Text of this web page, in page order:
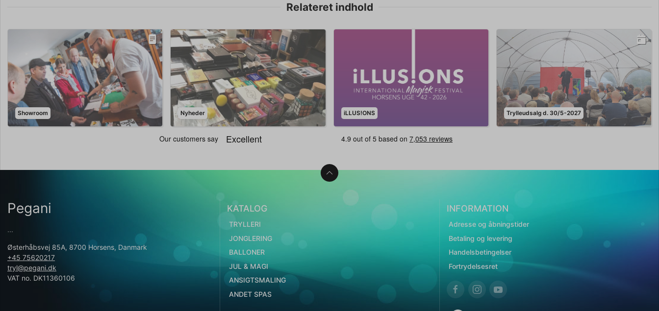
Relateret indhold
Showroom Nyheder iLLUS!ONS Trylleudsalg d. 30/5-2027
Pegani
...
Østerhåbsvej 85A, 8700 Horsens, Danmark
+45 75620217
tryl@pegani.dk
VAT no. DK11360106
KATALOG
TRYLLERI
JONGLERING
BALLONER
JUL & MAGI
ANSIGTSMALING
ANDET SPAS
INFORMATION
Adresse og åbningstider
Betaling og levering
Handelsbetingelser
Fortrydelsesret